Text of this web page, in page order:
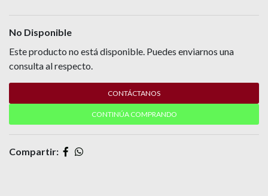
No Disponible
Este producto no está disponible. Puedes enviarnos una
consulta al respecto.
CONTÁCTANOS
CONTINÚA COMPRANDO
Compartir: